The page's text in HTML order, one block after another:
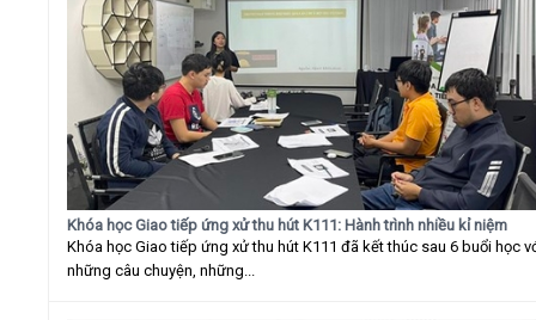
Khóa học Giao tiếp ứng xử thu hút K111: Hành trình nhiều kỉ niệm
Khóa học Giao tiếp ứng xử thu hút K111 đã kết thúc sau 6 buổi học
những câu chuyện, những...